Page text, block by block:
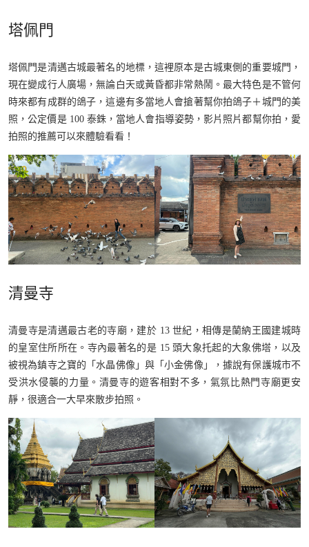
塔佩門
塔佩門是清邁古城最著名的地標，這裡原本是古城東側的重要城門，
現在變成行人廣場，無論白天或黃昏都非常熱鬧。最大特色是不管何
時來都有成群的鴿子，這邊有多當地人會搶著幫你拍鴿子＋城門的美
照，公定價是 100 泰銖，當地人會指導姿勢，影片照片都幫你拍，愛
拍照的推薦可以來體驗看看！
清曼寺
清曼寺是清邁最古老的寺廟，建於 13 世紀，相傳是蘭納王國建城時
的皇室住所所在。寺內最著名的是 15 頭大象托起的大象佛塔，以及
被視為鎮寺之寶的「水晶佛像」與「小金佛像」，據說有保護城市不
受洪水侵襲的力量。清曼寺的遊客相對不多，氣氛比熱門寺廟更安
靜，很適合一大早來散步拍照。